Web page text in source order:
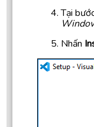
Tại
Nhấn